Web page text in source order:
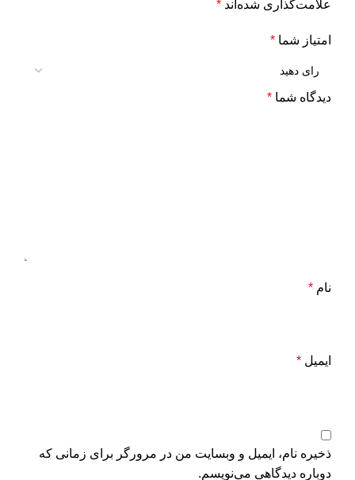
علامت‌گذاری شده‌اند *
امتیاز شما *
دیدگاه شما *
نام *
ایمیل *
ذخیره نام، ایمیل و وبسایت من در مرورگر برای زمانی که
دوباره دیدگاهی می‌نویسم.